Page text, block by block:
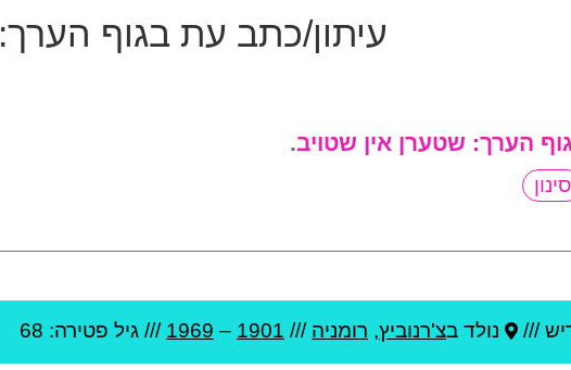
עיתון/כתב עת בגוף הערך:
הערך: שטערן אין שטויב.
/// נולד בצ'רנוביץ, רומניה ///
1901
–
1969 /// גיל פטירה: 68